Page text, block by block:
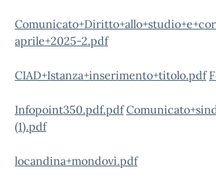
aprile+2025-2.pdf
CIAD+Istanza+inserimento+titolo.pdf
Infopoint350.pdf.pdf
(1).pdf
locandina+mondovì.pdf